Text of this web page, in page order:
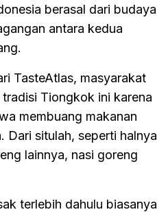
berasal dari budaya
antara kedua
TasteAtlas, masyarakat
Tiongkok ini karena
membuang makanan
Dari situlah, seperti halnya
lainnya, nasi goreng
terlebih dahulu biasanya